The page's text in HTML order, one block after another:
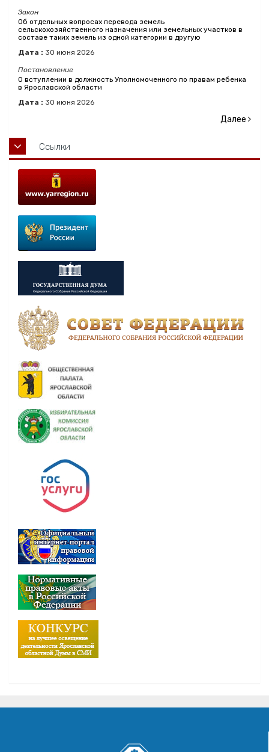
Закон
Об отдельных вопросах перевода земель
сельскохозяйственного назначения или земельных участков в
составе таких земель из одной категории в другую
Дата : 30 июня 2026
Постановление
О вступлении в должность Уполномоченного по правам ребенка
в Ярославской области
Дата : 30 июня 2026
Далее
Ссылки